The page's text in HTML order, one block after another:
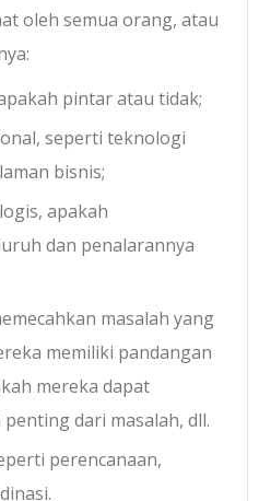
oleh semua orang, atau
pintar atau tidak;
seperti teknologi
bisnis;
apakah
dan penalarannya
masalah yang
memiliki pandangan
mereka dapat
dari masalah, dll.
perencanaan,